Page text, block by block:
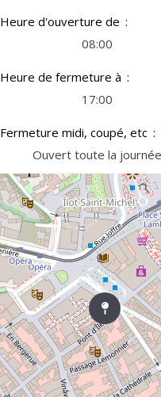
Heure d'ouverture de
08:00
Heure de fermeture à
17:00
Fermeture midi, coupé, etc
Ouvert toute la journée